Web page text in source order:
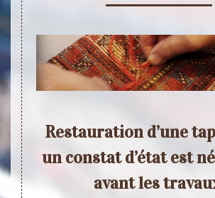
Restauration d’une
un constat d’état est
avant les